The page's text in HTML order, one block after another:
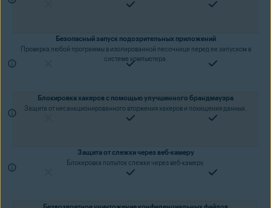
Безопасный запуск подозрительных приложений
Проверка любой программы в изолированной песочнице перед ее запуском в
системе компьютера.
Блокировка хакеров с помощью улучшенного брандмауэра
Защита от несанкционированного вторжения хакеров и похищения данных.
Защита от слежки через веб-камеру
Блокировка попыток слежки через веб-камеру.